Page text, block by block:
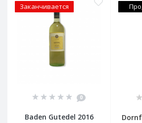
Заканчивается
0
Baden Gutedel 2016